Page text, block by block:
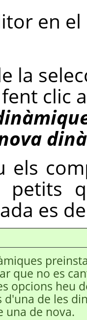
en
la
clic
els
petits
es
que no es
opcions heu
d'una de les
una de nova.